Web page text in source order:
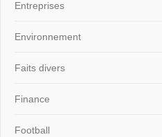
Entreprises
Environnement
Faits divers
Finance
Football